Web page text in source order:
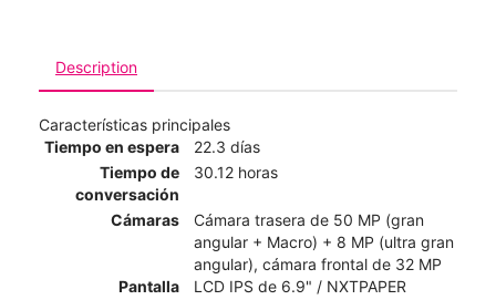
Description
Características principales
Tiempo en espera
22.3 días
Tiempo de
conversación
30.12 horas
Cámaras
Cámara trasera de 50 MP (gran
angular + Macro) + 8 MP (ultra gran
angular), cámara frontal de 32 MP
Pantalla
LCD IPS de 6.9" / NXTPAPER